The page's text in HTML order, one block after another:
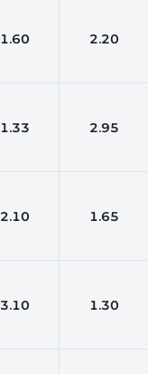
1.60 2.20
1.33 2.95
2.10 1.65
3.10 1.30